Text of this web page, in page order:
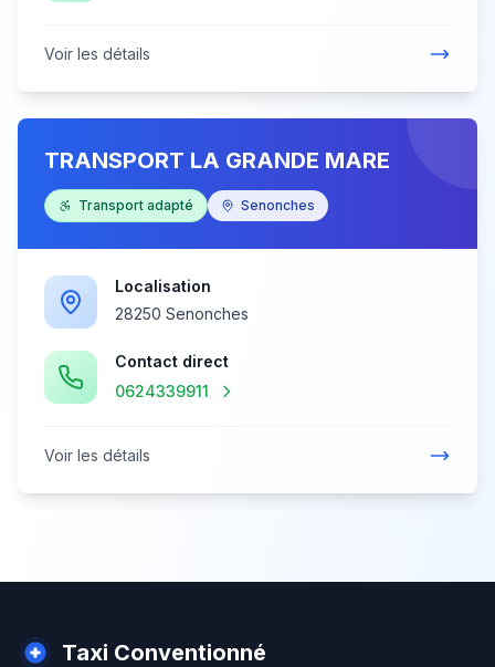
Voir les détails
TRANSPORT LA GRANDE MARE
Transport adapté Senonches
Localisation
28250 Senonches
Contact direct
0624339911
Voir les détails
Taxi Conventionné